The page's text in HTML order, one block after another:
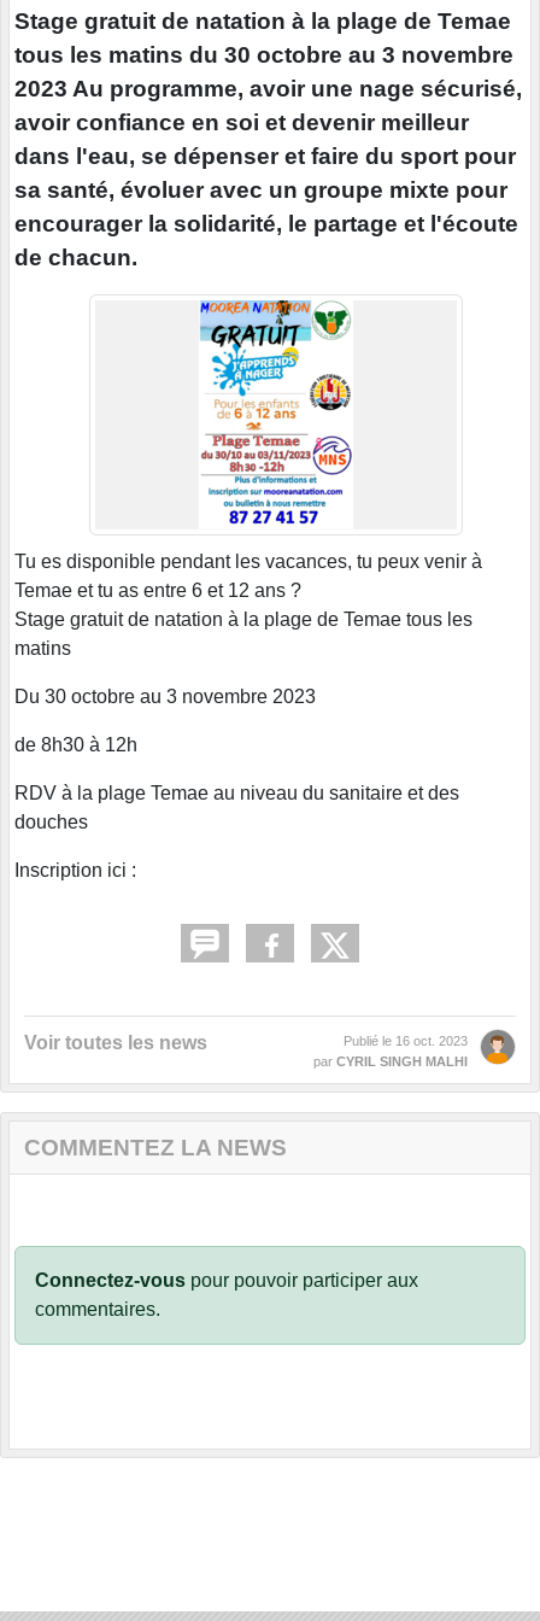
Stage gratuit de natation à la plage de Temae
tous les matins du 30 octobre au 3 novembre
2023 Au programme, avoir une nage sécurisé,
avoir confiance en soi et devenir meilleur
dans l'eau, se dépenser et faire du sport pour
sa santé, évoluer avec un groupe mixte pour
encourager la solidarité, le partage et l'écoute
de chacun.
Tu es disponible pendant les vacances, tu peux venir à
Temae et tu as entre 6 et 12 ans ?
Stage gratuit de natation à la plage de Temae tous les
matins
Du 30 octobre au 3 novembre 2023
de 8h30 à 12h
RDV à la plage Temae au niveau du sanitaire et des
douches
Inscription ici :
Voir toutes les news Publié le 16 oct. 2023
par CYRIL SINGH MALHI
COMMENTEZ LA NEWS
Connectez-vous pour pouvoir participer aux
commentaires.